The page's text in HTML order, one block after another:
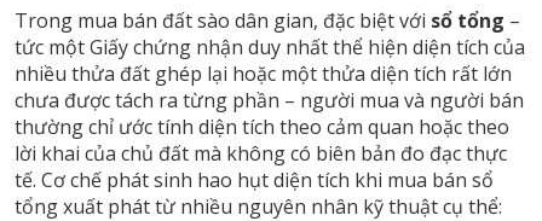
Trong mua bán đất sào dân gian, đặc biệt với sổ tổng –
tức một Giấy chứng nhận duy nhất thể hiện diện tích của
nhiều thửa đất ghép lại hoặc một thửa diện tích rất lớn
chưa được tách ra từng phần – người mua và người bán
thường chỉ ước tính diện tích theo cảm quan hoặc theo
lời khai của chủ đất mà không có biên bản đo đạc thực
tế. Cơ chế phát sinh hao hụt diện tích khi mua bán sổ
tổng xuất phát từ nhiều nguyên nhân kỹ thuật cụ thể: